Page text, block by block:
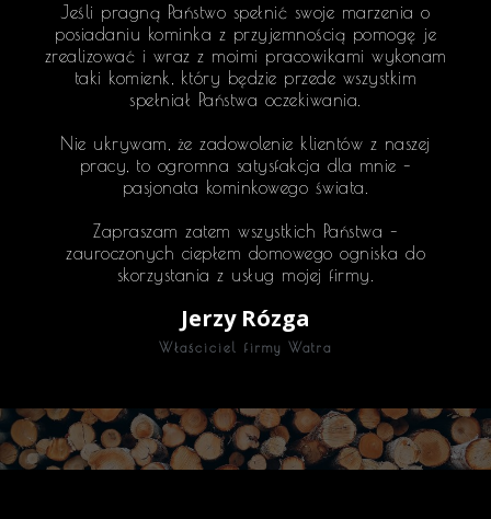
Jeśli pragną Państwo spełnić swoje marzenia o
posiadaniu kominka z przyjemnością pomogę je
zrealizować i wraz z moimi pracowikami wykonam
taki komienk, który będzie przede wszystkim
spełniał Państwa oczekiwania.
Nie ukrywam, że zadowolenie klientów z naszej
pracy, to ogromna satysfakcja dla mnie –
pasjonata kominkowego świata.
Zapraszam zatem wszystkich Państwa –
zauroczonych ciepłem domowego ogniska do
skorzystania z usług mojej firmy.
Jerzy Rózga
Właściciel firmy Watra